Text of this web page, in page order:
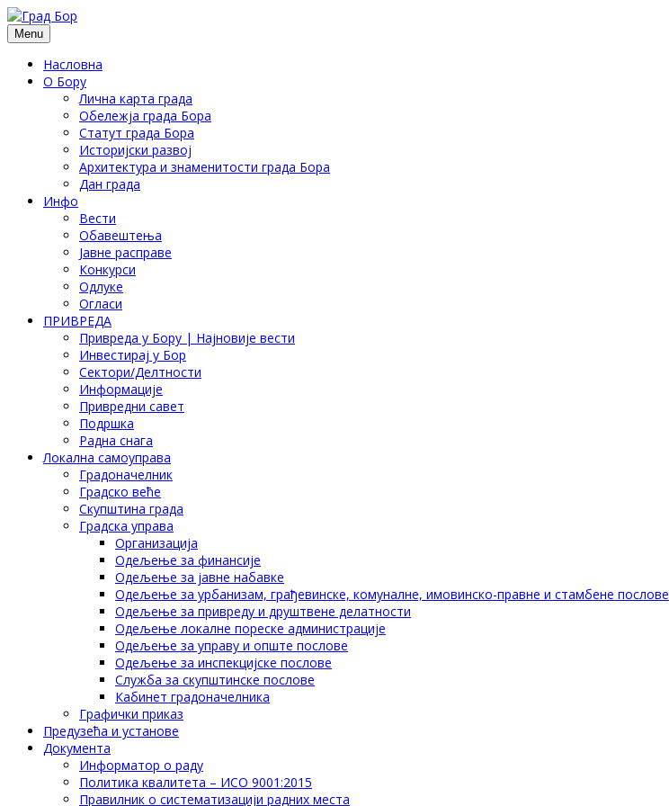
Menu
Насловна
О Бору
Лична карта града
Обележја града Бора
Статут града Бора
Историјски развој
Архитектура и знаменитости града Бора
Дан града
Инфо
Вести
Обавештења
Јавне расправе
Конкурси
Одлуке
Огласи
ПРИВРЕДА
Привреда у Бору | Најновије вести
Инвестирај у Бор
Сектори/Делтности
Информације
Привредни савет
Подршка
Радна снага
Локална самоуправа
Градоначелник
Градско веће
Скупштина града
Градска управа
Организација
Одељење за финансије
Одељење за јавне набавке
Одељење за урбанизам, грађевинске, комуналне, имовинско-правне и стамбене послове
Одељење за привреду и друштвене делатности
Одељење локалне пореске администрације
Одељење за управу и опште послове
Одељење за инспекцијске послове
Служба за скупштинске послове
Кабинет градоначелника
Графички приказ
Предузећа и установе
Документа
Информатор о раду
Политика квалитета – ИСО 9001:2015
Правилник о систематизацији радних места